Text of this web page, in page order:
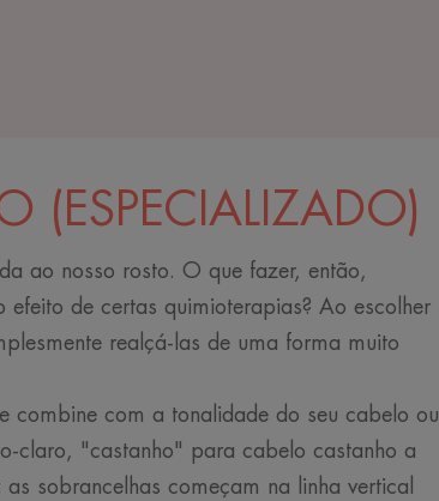
(ESPECIALIZADO)
ao nosso rosto. O que fazer, então,
de certas quimioterapias? Ao escolher
realçá-las de uma forma muito
combine com a tonalidade do seu cabelo ou
claro, "castanho" para cabelo castanho a
sobrancelhas começam na linha vertical